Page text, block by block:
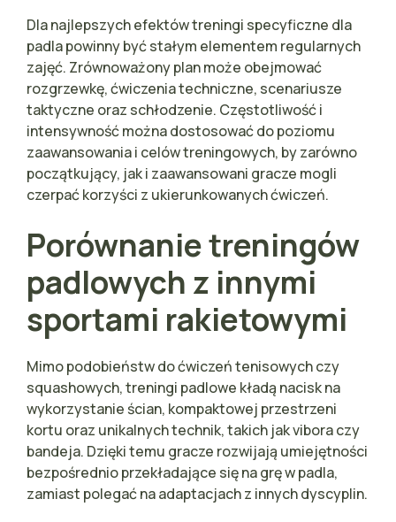
Dla najlepszych efektów treningi specyficzne dla
padla powinny być stałym elementem regularnych
zajęć. Zrównoważony plan może obejmować
rozgrzewkę, ćwiczenia techniczne, scenariusze
taktyczne oraz schłodzenie. Częstotliwość i
intensywność można dostosować do poziomu
zaawansowania i celów treningowych, by zarówno
początkujący, jak i zaawansowani gracze mogli
czerpać korzyści z ukierunkowanych ćwiczeń.
Porównanie treningów
padlowych z innymi
sportami rakietowymi
Mimo podobieństw do ćwiczeń tenisowych czy
squashowych, treningi padlowe kładą nacisk na
wykorzystanie ścian, kompaktowej przestrzeni
kortu oraz unikalnych technik, takich jak vibora czy
bandeja. Dzięki temu gracze rozwijają umiejętności
bezpośrednio przekładające się na grę w padla,
zamiast polegać na adaptacjach z innych dyscyplin.